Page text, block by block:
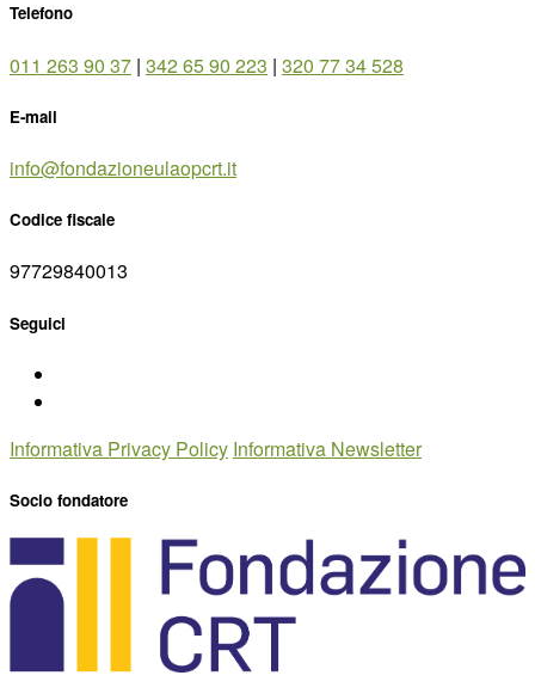
Telefono
011 263 90 37 | 342 65 90 223 | 320 77 34 528
E-mail
info@fondazioneulaopcrt.it
Codice fiscale
97729840013
Seguici
Informativa Privacy Policy Informativa Newsletter
Socio fondatore